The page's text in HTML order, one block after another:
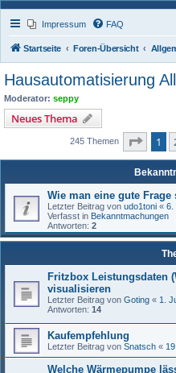
Impressum FAQ
Startseite Foren-Übersicht
Hausautomatisierung
Moderator: seppy
Neues Thema
245 Themen Seite 1
1
Wie man eine gute
Letzter Beitrag von udo1toni « 6.
Verfasst in Bekanntmachungen
Antworten: 2
Fritzbox Leistungsdaten
visualisieren
Letzter Beitrag von Goting « 1.
Antworten: 14
Kaufempfehlung
Letzter Beitrag von Snatsch «
Welche Wärmepumpe